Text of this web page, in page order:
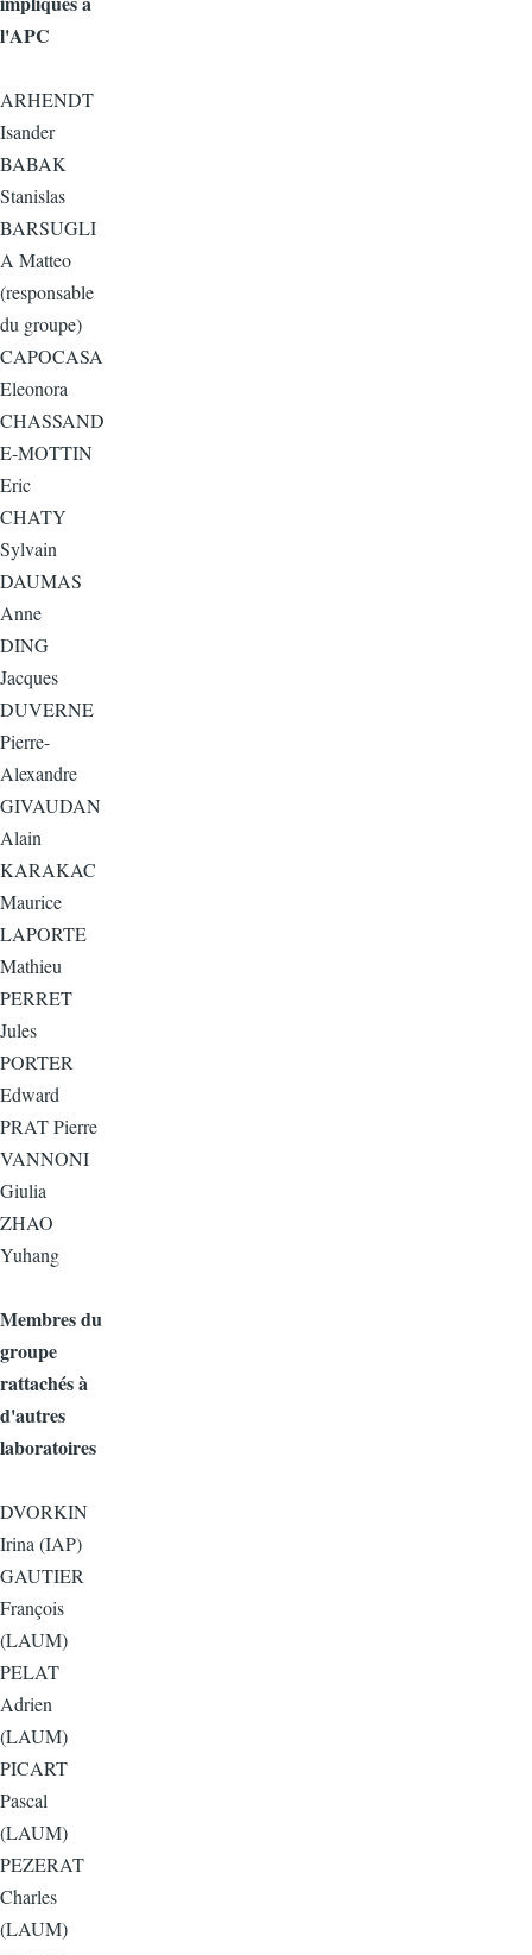
l'APC
ARHENDT
Isander
BABAK
Stanislas
BARSUGLI
A Matteo
(responsable
du groupe)
CAPOCASA
Eleonora
CHASSAND
E-MOTTIN
Eric
CHATY
Sylvain
DAUMAS
Anne
DING
Jacques
DUVERNE
Pierre-
Alexandre
GIVAUDAN
Alain
KARAKAC
Maurice
LAPORTE
Mathieu
PERRET
Jules
PORTER
Edward
PRAT Pierre
VANNONI
Giulia
ZHAO
Yuhang
Membres du
groupe
rattachés à
d'autres
laboratoires
DVORKIN
Irina (IAP)
GAUTIER
François
(LAUM)
PELAT
Adrien
(LAUM)
PICART
Pascal
(LAUM)
PEZERAT
Charles
(LAUM)